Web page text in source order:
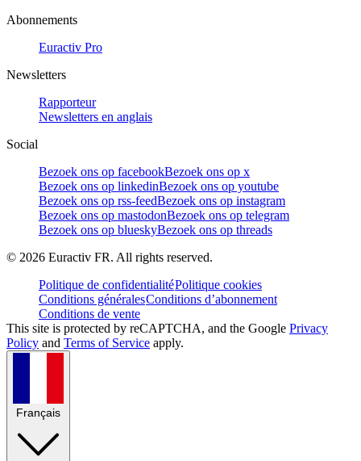
Abonnements
Euractiv Pro
Newsletters
Rapporteur
Newsletters en anglais
Social
Bezoek ons op facebookBezoek ons op x
Bezoek ons op linkedinBezoek ons op youtube
Bezoek ons op rss-feedBezoek ons op instagram
Bezoek ons op mastodonBezoek ons op telegram
Bezoek ons op blueskyBezoek ons op threads
© 2026 Euractiv FR. All rights reserved.
Politique de confidentialitéPolitique cookies
Conditions généralesConditions d’abonnement
Conditions de vente
This site is protected by reCAPTCHA, and the Google Privacy
Policy and Terms of Service apply.
Français